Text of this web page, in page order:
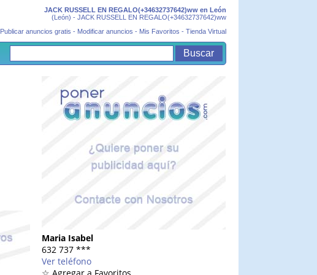
JACK RUSSELL EN REGALO(+34632737642)ww en León
(León) - JACK RUSSELL EN REGALO(+34632737642)ww
Publicar anuncios gratis - Modificar anuncios - Mis Favoritos - Tienda Virtual
Maria Isabel
632 737 ***
Ver teléfono